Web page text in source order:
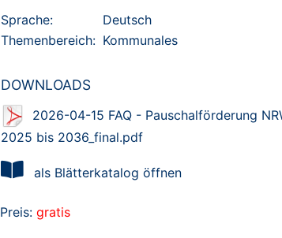
Sprache:
Deutsch
Themenbereich: Kommunales
DOWNLOADS
2026-04-15 FAQ - Pauschalförderung
2025 bis 2036_final.pdf
als Blätterkatalog öffnen
Preis: gratis